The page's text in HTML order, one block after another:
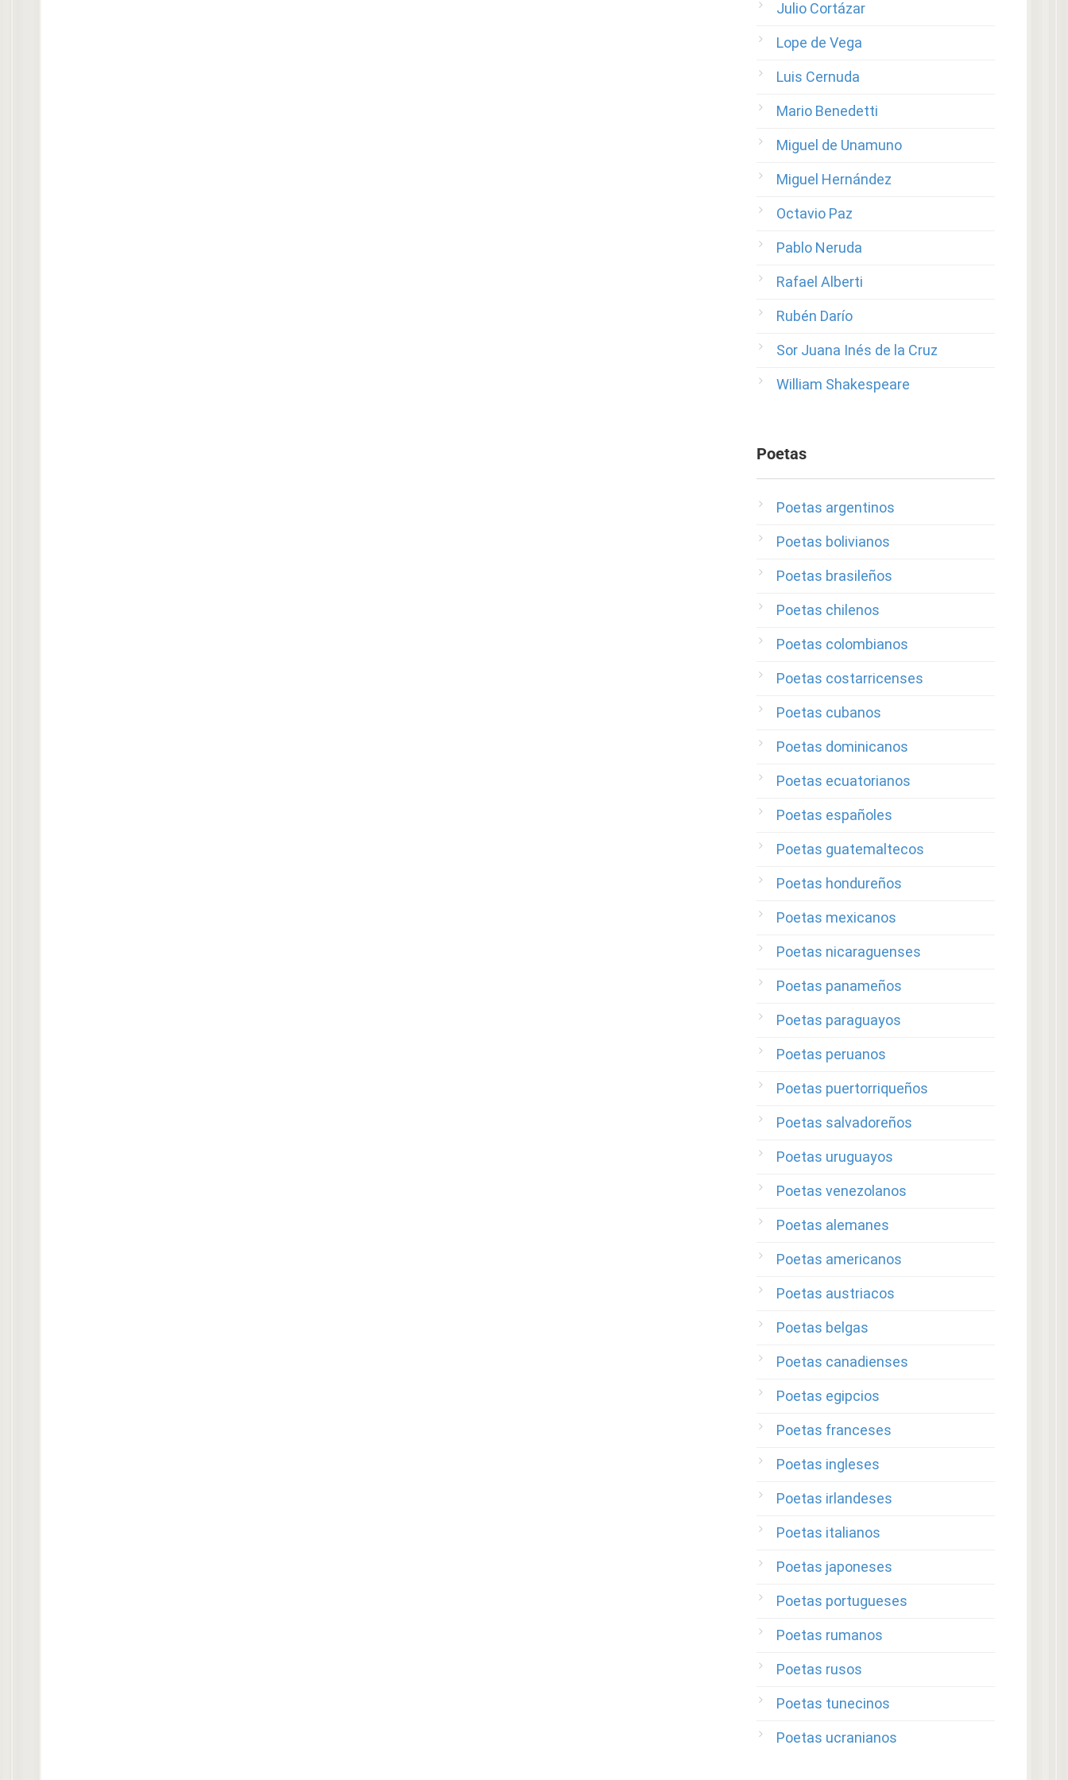
Julio Cortázar
Lope de Vega
Luis Cernuda
Mario Benedetti
Miguel de Unamuno
Miguel Hernández
Octavio Paz
Pablo Neruda
Rafael Alberti
Rubén Darío
Sor Juana Inés de la Cruz
William Shakespeare
Poetas
Poetas argentinos
Poetas bolivianos
Poetas brasileños
Poetas chilenos
Poetas colombianos
Poetas costarricenses
Poetas cubanos
Poetas dominicanos
Poetas ecuatorianos
Poetas españoles
Poetas guatemaltecos
Poetas hondureños
Poetas mexicanos
Poetas nicaraguenses
Poetas panameños
Poetas paraguayos
Poetas peruanos
Poetas puertorriqueños
Poetas salvadoreños
Poetas uruguayos
Poetas venezolanos
Poetas alemanes
Poetas americanos
Poetas austriacos
Poetas belgas
Poetas canadienses
Poetas egipcios
Poetas franceses
Poetas ingleses
Poetas irlandeses
Poetas italianos
Poetas japoneses
Poetas portugueses
Poetas rumanos
Poetas rusos
Poetas tunecinos
Poetas ucranianos